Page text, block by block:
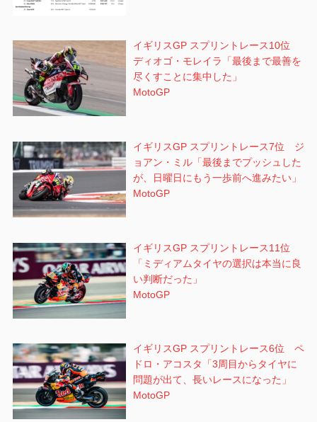
イギリスGP スプリントレース10位
ディオゴ・モレイラ「最後まで最善を
尽くすことに集中した」
MotoGP
イギリスGP スプリントレース7位 ジ
ョアン・ミル「最後までプッシュした
が、日曜日にもう一歩前へ進みたい」
MotoGP
イギリスGP スプリントレース11位
「ミディアムタイヤの選択は本当に良
い判断だった」
MotoGP
イギリスGP スプリントレース6位 ペ
ドロ・アコスタ「3周目からタイヤに
問題が出て、長いレースになった」
MotoGP